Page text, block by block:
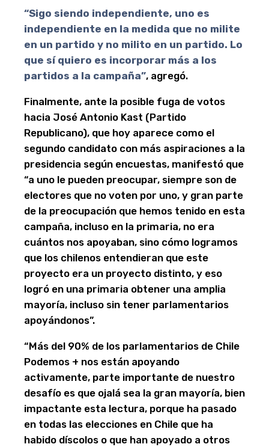
“Sigo siendo independiente, uno es
independiente en la medida que no milite
en un partido y no milito en un partido. Lo
que sí quiero es incorporar más a los
partidos a la campaña”, agregó.
Finalmente, ante la posible fuga de votos
hacia José Antonio Kast (Partido
Republicano), que hoy aparece como el
segundo candidato con más aspiraciones a la
presidencia según encuestas, manifestó que
“a uno le pueden preocupar, siempre son de
electores que no voten por uno, y gran parte
de la preocupación que hemos tenido en esta
campaña, incluso en la primaria, no era
cuántos nos apoyaban, sino cómo logramos
que los chilenos entendieran que este
proyecto era un proyecto distinto, y eso
logró en una primaria obtener una amplia
mayoría, incluso sin tener parlamentarios
apoyándonos”.
“Más del 90% de los parlamentarios de Chile
Podemos + nos están apoyando
activamente, parte importante de nuestro
desafío es que ojalá sea la gran mayoría, bien
impactante esta lectura, porque ha pasado
en todas las elecciones en Chile que ha
habido díscolos o que han apoyado a otros